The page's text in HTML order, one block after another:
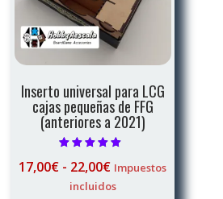
de
Inserto universal para LCG
cajas pequeñas de FFG
(anteriores a 2021)
5.00
de 5
17,00€ - 22,00€Rango
de
Impuestos
incluidos